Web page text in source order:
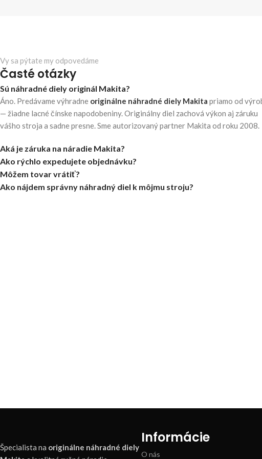
Vy sa pýtate my odpovedáme
Časté otázky
Sú náhradné diely originál Makita?
Áno. Predávame výhradne originálne náhradné diely Makita priamo od
— žiadne lacné čínske napodobeniny. Originálny diel zachová výkon aj záruku
vášho stroja a sadne presne. Sme autorizovaný partner Makita od roku 2008.
Aká je záruka na náradie Makita?
Ako rýchlo expedujete objednávku?
Môžem tovar vrátiť?
Ako nájdem správny náhradný diel k môjmu stroju?
Špecialista na originálne náhradné diely
Informácie
O nás